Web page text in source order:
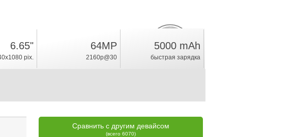
25.8
рейтинг
6.65"
pix.
64MP
2160p@30
5000 mAh
быстрая зарядка
Сравнить с другим девайсом
(всего 6070)